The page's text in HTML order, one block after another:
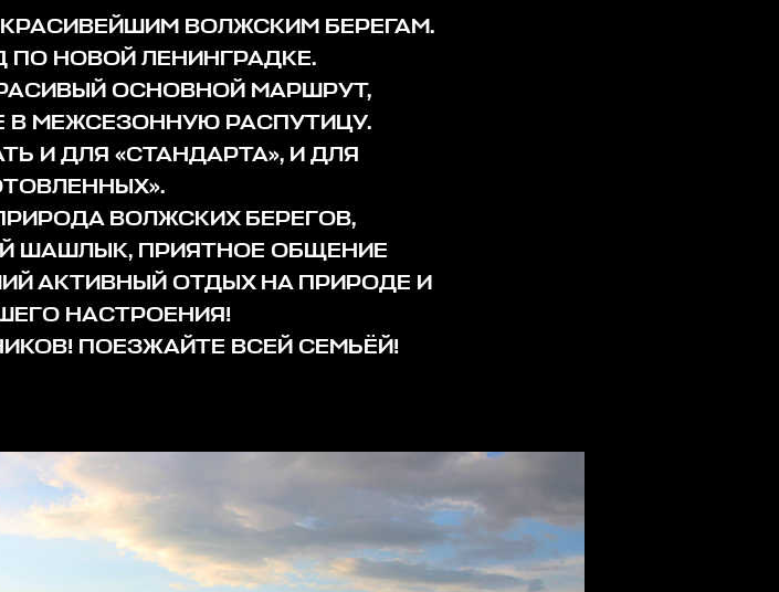
ВОЛЖСКИМ БЕРЕГАМ.
ПО НОВОЙ ЛЕНИНГРАДКЕ.
ОСНОВНОЙ МАРШРУТ,
МЕЖСЕЗОННУЮ РАСПУТИЦУ.
И ДЛЯ «СТАНДАРТА», И ДЛЯ
ВОЛЖСКИХ БЕРЕГОВ,
ШАШЛЫК, ПРИЯТНОЕ ОБЩЕНИЕ
АКТИВНЫЙ ОТДЫХ НА ПРИРОДЕ И
НАСТРОЕНИЯ!
ПОЕЗЖАЙТЕ ВСЕЙ СЕМЬЁЙ!